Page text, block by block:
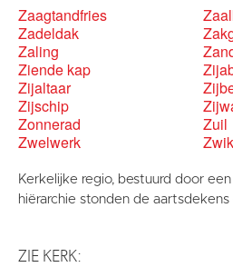
Zaagtandfries
Zadeldak
Zaling
Ziende kap
Zijaltaar
Zijschip
Zonnerad
Zuil
Zwelwerk
Zwik
Kerkelijke regio, bestuurd door
hiërarchie stonden de
ZIE KERK: